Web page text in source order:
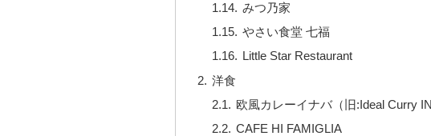
みつ乃家
やさい食堂 七福
Little Star Restaurant
洋食
欧風カレーイナバ（旧:Ideal Curry
CAFE HI FAMIGLIA